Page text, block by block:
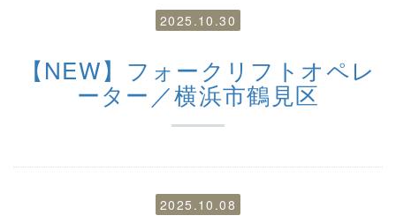
2025.10.30
【NEW】フォークリフトオペレ
ーター／横浜市鶴見区
2025.10.08